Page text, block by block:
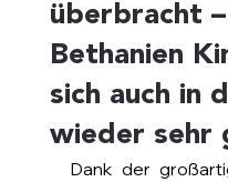
überbracht
Bethanien
sich auch in
wieder sehr
Dank der